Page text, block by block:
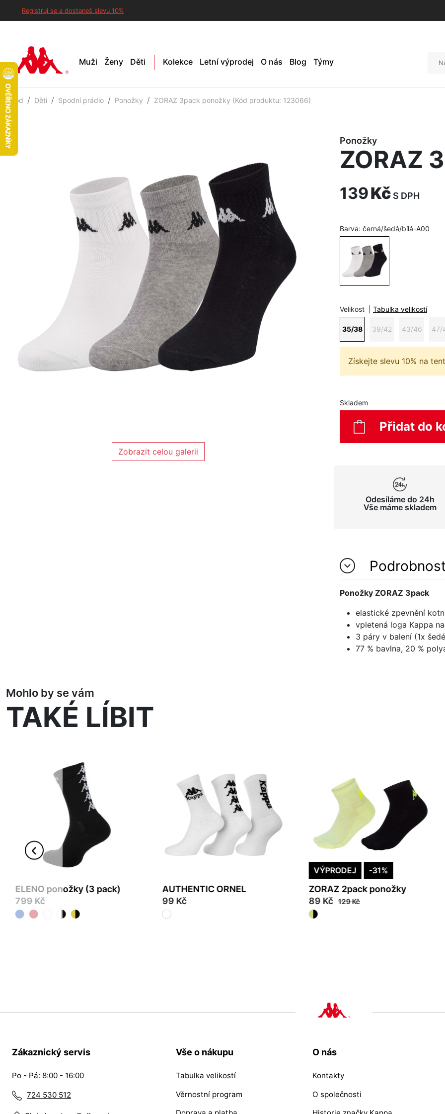
Registruj se a dostaneš slevu 10%
Muži Ženy Děti Kolekce Letní výprodej O nás Blog Týmy
Úvod Děti Spodní prádlo Ponožky ZORAZ 3pack ponožky (Kód produktu: 123066)
Zobrazit celou galerii
Ponožky
ZORAZ
139Kč S DPH
Barva: černá/šedá/bílá-A00
Velikost Tabulka velikostí
35/38 39/42 43/46 47/
Získejte slevu 10% na
Skladem
Přidat do
Odesíláme do 24h
Vše máme skladem
Ponožky ZORAZ 3pack
elastické zpevnění
vpletená loga Kappa
3 páry v balení (1x
77 % bavlna, 20 %
Mohlo by se vám
TAKÉ LÍBIT
ELENO ponožky (3 pack)
799 Kč
AUTHENTIC ORNEL
99 Kč
VÝPRODEJ -31%
ZORAZ 2pack ponožky
89 Kč 129 Kč
Zákaznický servis
Po - Pá: 8:00 - 16:00
724 530 512
Vše o nákupu
Tabulka velikostí
Věrnostní program
O nás
Kontakty
O společnosti